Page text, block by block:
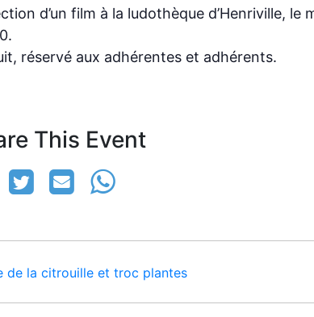
d’un film à la ludothèque d’Henriville, le
réservé aux adhérentes et adhérents.
This Event
de la citrouille et troc plantes